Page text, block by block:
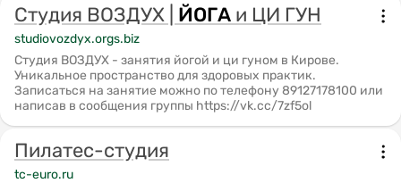
Дополнят экспозицию
электронные игры и
приставки из частной
коллекции.Ярким и
необычным акцентом
станут живописные
работы, выполненные
учащимися детской
художественной школы
города Кирова. Для юных
посетителей будет
Навигатор Киров предоставляет информацию о
различных видах йоги, в том числе о силовых
практиках аштанга йоге. В Кирове можно найти
занятия йогой, подходящие для разных уровней
подготовки и предпочтений.
Студия ВОЗДУХ | ЙОГА и ЦИ ГУН
studiovozdyx.orgs.biz
Студия ВОЗДУХ - занятия йогой и ци гуном в Кирове.
Уникальное пространство для здоровых практик.
Записаться на занятие можно по телефону 89127178100 или
написав в сообщения группы https://vk.cc/7zf5ol
Пилатес-студия
tc-euro.ru